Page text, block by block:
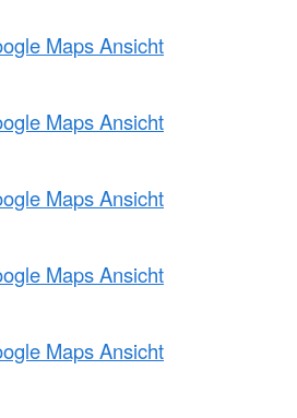
Maps Ansicht
Maps Ansicht
Maps Ansicht
Maps Ansicht
Maps Ansicht